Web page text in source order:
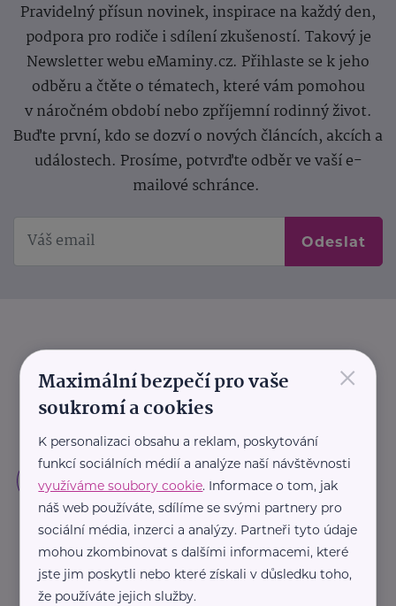
Pravidelný přísun novinek, inspirace na každý den,
podpora pro rodiče i sdílení zkušeností. Takový je
Newsletter webu eMaminy.cz. Přihlaste se k jeho
odběru a čtěte o tématech, které vám pomohou
v náročném období nebo zpříjemní rodinný život.
Buďte první, kdo se dozví o nových článcích, akcích a
událostech. Prosíme, potvrďte odběr ve vaší e-
mailové schránce.
Odeslat
×
Maximální bezpečí pro vaše
soukromí a cookies
K personalizaci obsahu a reklam, poskytování
funkcí sociálních médií a analýze naší návštěvnosti
využíváme soubory cookie. Informace o tom, jak
náš web používáte, sdílíme se svými partnery pro
sociální média, inzerci a analýzy. Partneři tyto údaje
mohou zkombinovat s dalšími informacemi, které
jste jim poskytli nebo které získali v důsledku toho,
že používáte jejich služby.